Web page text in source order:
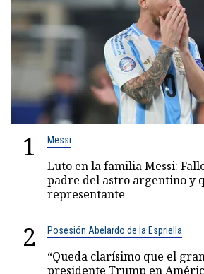
1 Messi
Luto en la familia Messi:
padre del astro argentino y
representante
2 Posesión Abelardo de la Espriella
“Queda clarísimo que el
presidente Trump en